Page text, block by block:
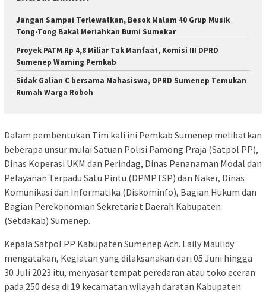
Jangan Sampai Terlewatkan, Besok Malam 40 Grup Musik
Tong-Tong Bakal Meriahkan Bumi Sumekar
Proyek PATM Rp 4,8 Miliar Tak Manfaat, Komisi III DPRD
Sumenep Warning Pemkab
Sidak Galian C bersama Mahasiswa, DPRD Sumenep Temukan
Rumah Warga Roboh
Dalam pembentukan Tim kali ini Pemkab Sumenep melibatkan
beberapa unsur mulai Satuan Polisi Pamong Praja (Satpol PP),
Dinas Koperasi UKM dan Perindag, Dinas Penanaman Modal dan
Pelayanan Terpadu Satu Pintu (DPMPTSP) dan Naker, Dinas
Komunikasi dan Informatika (Diskominfo), Bagian Hukum dan
Bagian Perekonomian Sekretariat Daerah Kabupaten
(Setdakab) Sumenep.
Kepala Satpol PP Kabupaten Sumenep Ach. Laily Maulidy
mengatakan, Kegiatan yang dilaksanakan dari 05 Juni hingga
30 Juli 2023 itu, menyasar tempat peredaran atau toko eceran
pada 250 desa di 19 kecamatan wilayah daratan Kabupaten